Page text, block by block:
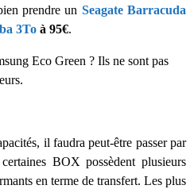
prendre un Seagate Barracuda
3To à 95€.
Eco Green ? Ils ne sont pas
il faudra peut-être passer par
BOX possèdent plusieurs
en terme de transfert. Les plus